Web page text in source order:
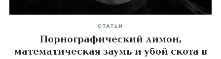
СТАТЬИ
Порнографический лимон,
математическая заумь и убой скота в